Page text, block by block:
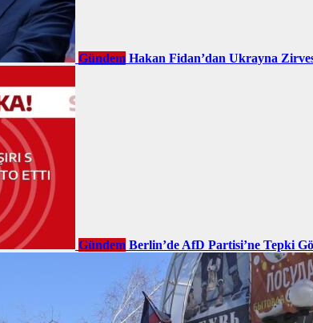
Gündem Hakan Fidan’dan Ukrayna
Gündem Berlin’de AfD Partisi’ne Tepki